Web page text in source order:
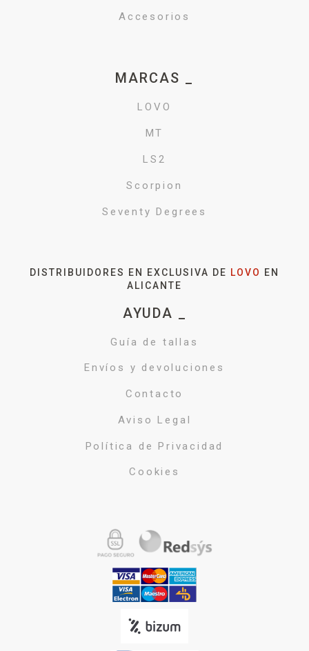
Accesorios
MARCAS _
LOVO
MT
LS2
Scorpion
Seventy Degrees
DISTRIBUIDORES EN EXCLUSIVA DE LOVO EN
ALICANTE
AYUDA _
Guía de tallas
Envíos y devoluciones
Contacto
Aviso Legal
Política de Privacidad
Cookies